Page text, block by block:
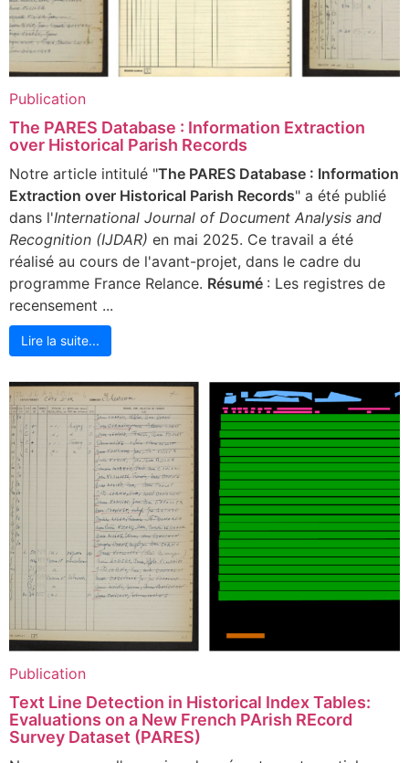
Publication
The PARES Database : Information Extraction
over Historical Parish Records
Notre article intitulé "The PARES Database : Information
Extraction over Historical Parish Records" a été publié
dans l'International Journal of Document Analysis and
Recognition (IJDAR) en mai 2025. Ce travail a été
réalisé au cours de l'avant-projet, dans le cadre du
programme France Relance. Résumé : Les registres de
recensement ...
Lire la suite...
Publication
Text Line Detection in Historical Index Tables:
Evaluations on a New French PArish REcord
Survey Dataset (PARES)